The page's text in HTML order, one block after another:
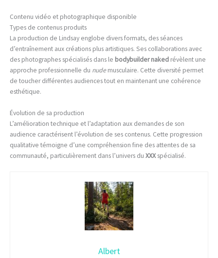
Contenu vidéo et photographique disponible
Types de contenus produits
La production de Lindsay englobe divers formats, des séances
d’entraînement aux créations plus artistiques. Ses collaborations avec
des photographes spécialisés dans le bodybuilder naked révèlent une
approche professionnelle du nudemusculaire. Cette diversité permet
de toucher différentes audiences tout en maintenant une cohérence
esthétique.
Évolution de sa production
L’amélioration technique et l’adaptation aux demandes de son
audience caractérisent l’évolution de ses contenus. Cette progression
qualitative témoigne d’une compréhension fine des attentes de sa
communauté, particulièrement dans l’univers du XXXspécialisé.
Albert